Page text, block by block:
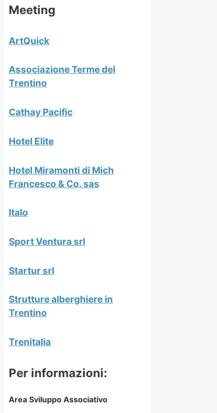
Meeting
ArtQuick
Associazione Terme del
Trentino
Cathay Pacific
Hotel Elite
Hotel Miramonti di Mich
Francesco & Co. sas
Italo
Sport Ventura srl
Startur srl
Strutture alberghiere in
Trentino
Trenitalia
Per informazioni:
Area Sviluppo Associativo